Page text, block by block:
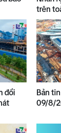
trên
đổi
Bản
09/8/